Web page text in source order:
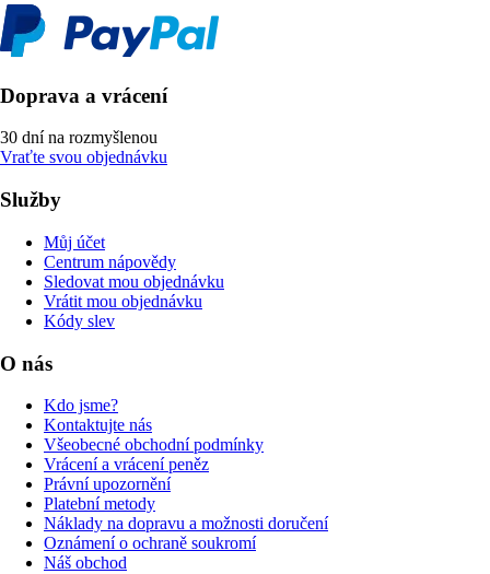
Doprava a vrácení
30 dní na rozmyšlenou
Vraťte svou objednávku
Služby
Můj účet
Centrum nápovědy
Sledovat mou objednávku
Vrátit mou objednávku
Kódy slev
O nás
Kdo jsme?
Kontaktujte nás
Všeobecné obchodní podmínky
Vrácení a vrácení peněz
Právní upozornění
Platební metody
Náklady na dopravu a možnosti doručení
Oznámení o ochraně soukromí
Náš obchod